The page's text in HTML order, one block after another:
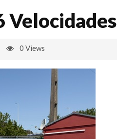
Velocidades
0 Views